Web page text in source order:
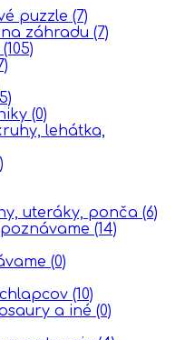
puzzle (7)
záhradu (7)
(105)
(0)
lehátka,
uteráky, ponča (6)
(14)
(0)
(10)
a iné (0)